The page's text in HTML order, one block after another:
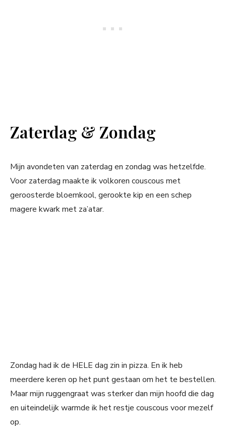
Zaterdag & Zondag
Mijn avondeten van zaterdag en zondag was hetzelfde.
Voor zaterdag maakte ik volkoren couscous met
geroosterde bloemkool, gerookte kip en een schep
magere kwark met za’atar.
Zondag had ik de HELE dag zin in pizza. En ik heb
meerdere keren op het punt gestaan om het te bestellen.
Maar mijn ruggengraat was sterker dan mijn hoofd die dag
en uiteindelijk warmde ik het restje couscous voor mezelf
op.